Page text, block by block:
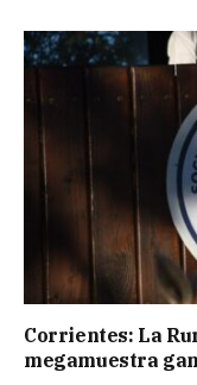
Corrientes: La
megamuestra